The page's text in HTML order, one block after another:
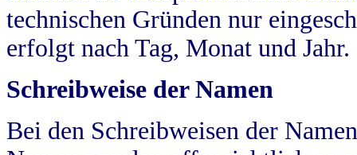
technischen Gründen nur
erfolgt nach Tag, Monat und Jahr.
Schreibweise der Namen
Bei den Schreibweisen der